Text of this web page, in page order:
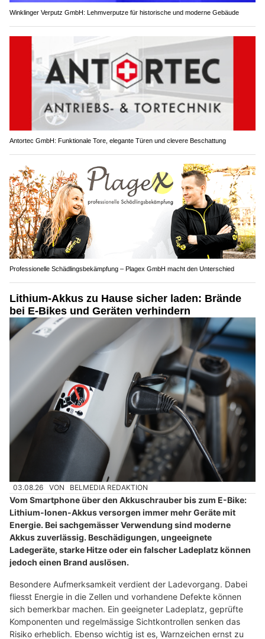
Winklinger Verputz GmbH: Lehmverputze für historische und moderne Gebäude
Antortec GmbH: Funktionale Tore, elegante Türen und clevere Beschattung
Professionelle Schädlingsbekämpfung – Plagex GmbH macht den Unterschied
Lithium-Akkus zu Hause sicher laden: Brände
bei E-Bikes und Geräten verhindern
03.08.26 VON BELMEDIA REDAKTION
Vom Smartphone über den Akkuschrauber bis zum E-Bike:
Lithium-Ionen-Akkus versorgen immer mehr Geräte mit
Energie. Bei sachgemässer Verwendung sind moderne
Akkus zuverlässig. Beschädigungen, ungeeignete
Ladegeräte, starke Hitze oder ein falscher Ladeplatz können
jedoch einen Brand auslösen.
Besondere Aufmerksamkeit verdient der Ladevorgang. Dabei
fliesst Energie in die Zellen und vorhandene Defekte können
sich bemerkbar machen. Ein geeigneter Ladeplatz, geprüfte
Komponenten und regelmässige Sichtkontrollen senken das
Risiko erheblich. Ebenso wichtig ist es, Warnzeichen ernst zu